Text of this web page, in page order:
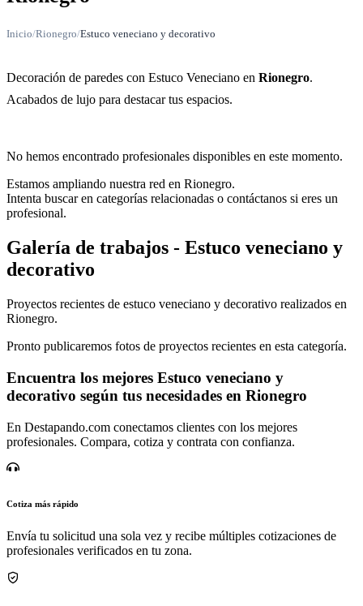
Inicio/Rionegro/Estuco veneciano y decorativo
Decoración de paredes con Estuco Veneciano en Rionegro.
Acabados de lujo para destacar tus espacios.
No hemos encontrado profesionales disponibles en este momento.
Estamos ampliando nuestra red en Rionegro.
Intenta buscar en categorías relacionadas o contáctanos si eres un
profesional.
Galería de trabajos - Estuco veneciano y
decorativo
Proyectos recientes de estuco veneciano y decorativo realizados en
Rionegro.
Pronto publicaremos fotos de proyectos recientes en esta categoría.
Encuentra los mejores Estuco veneciano y
decorativo según tus necesidades en Rionegro
En Destapando.com conectamos clientes con los mejores
profesionales. Compara, cotiza y contrata con confianza.
Cotiza más rápido
Envía tu solicitud una sola vez y recibe múltiples cotizaciones de
profesionales verificados en tu zona.